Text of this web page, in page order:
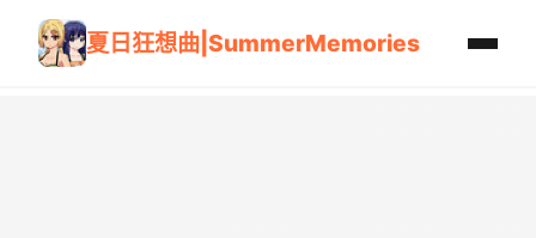
夏日狂想曲|SummerMemories